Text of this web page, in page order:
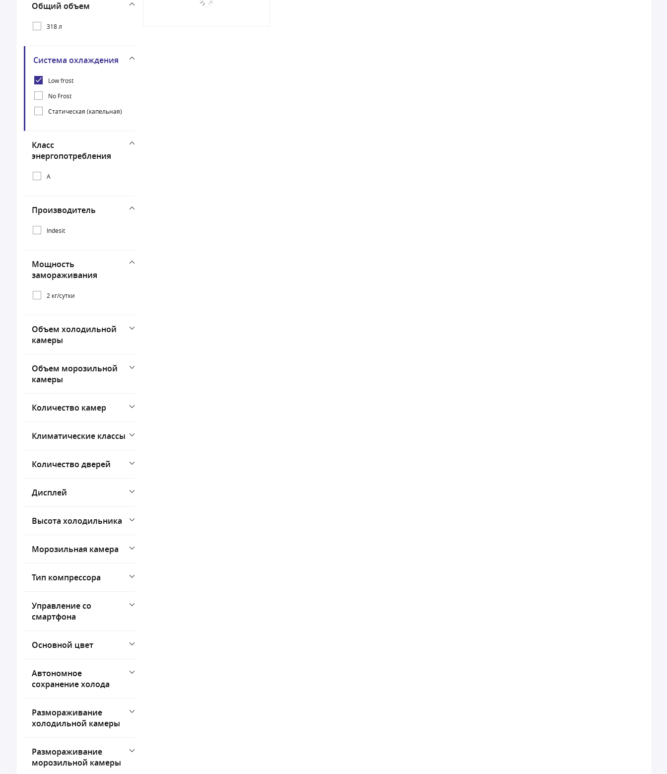
Общий объем
318 л
Система охлаждения
Low frost
No Frost
Статическая (капельная)
Класс
энергопотребления
A
Производитель
Indesit
Мощность
замораживания
2 кг/сутки
Объем холодильной
камеры
Объем морозильной
камеры
Количество камер
Климатические классы
Количество дверей
Дисплей
Высота холодильника
Морозильная камера
Тип компрессора
Управление со
смартфона
Основной цвет
Автономное
сохранение холода
Размораживание
холодильной камеры
Размораживание
морозильной камеры